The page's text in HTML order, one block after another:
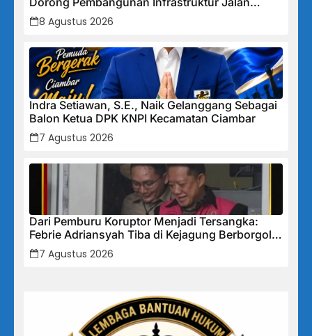
Cikalong Bunder
8 Agustus 2026
Indra Setiawan, S.E., Naik Gelanggang Sebagai
Balon Ketua DPK KNPI Kecamatan Ciambar
7 Agustus 2026
Dari Pemburu Koruptor Menjadi Tersangka:
Febrie Adriansyah Tiba di Kejagung Berborgol,
Bawa Map Biru dan Senyum Penuh Teka-teki
7 Agustus 2026